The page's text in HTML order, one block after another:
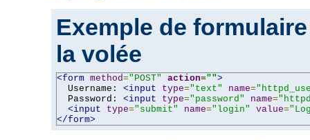
Exemple de
la volée
<form method="POST" action="">
  Username:
<input type="text" name=
  Password:
<input type="password" name=
<input
type="submit" name="login" value=
</form>